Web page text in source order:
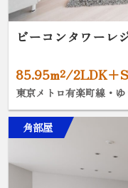
ビーコンタワーレ
85.95m²/
東京メトロ有楽町線・
角部屋